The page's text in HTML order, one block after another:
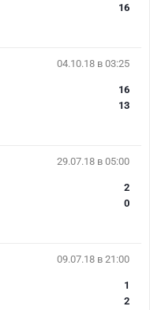
16
04.10.18 в 03:25
16
13
29.07.18 в 05:00
2
0
09.07.18 в 21:00
1
2